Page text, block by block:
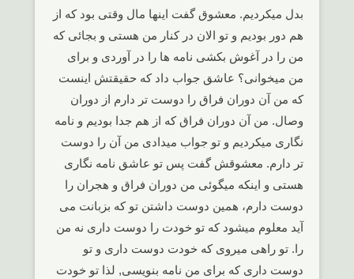
بدل میکردیم. معشوق گفت اینها مال وقتی بود که از
هم دور بودیم و تو الان در کنار من هستی و بجائی که
من را در آغوش بکشی نامه ها را در آوردی و برای
من میخوانی؟ عاشق جواب داد که حقیقتش اینست
که من آن دوران فراق را دوست تر دارم از دوران
وصال. من آن دوران فراق که از هم جدا بودیم و نامه
نگاری میکردیم و تو جواب میدادی من آن را دوست
تر دارم. معشوقش گفت پس تو عاشق نامه نگاری
هستی و اینکه میگوئی من دوران فراق و هجران را
دوست دارم، همین دوست داشتن تو که بزبانت می
آید معلوم میشود که تو خودت را دوست داری نه من
را. تو راهی میروی که خودت دوست داری و تو
دوست داری که برای من نامه بنویسی, لذا تو خودت